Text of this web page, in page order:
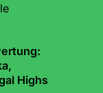
Highs